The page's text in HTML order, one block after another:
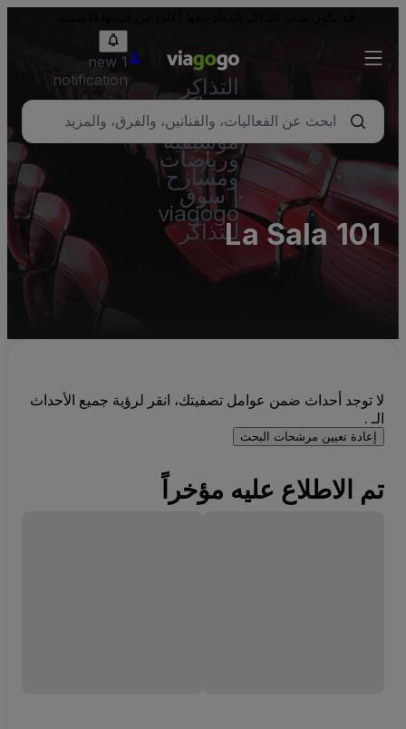
التذاكر
- تذاكر
حفلات
موسيقية
ورياضات
ومسارح
| سوق
viagogo
للتذاكر
1 new
notification
La Sala 101
لا توجد أحداث ضمن عوامل تصفيتك، انقر لرؤية جميع الأحداث
الـ .
إعادة تعيين مرشحات البحث
تم الاطلاع عليه مؤخراً